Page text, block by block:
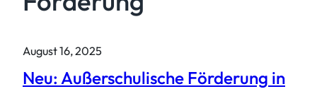
August 16, 2025
Neu: Außerschulische Förderung in